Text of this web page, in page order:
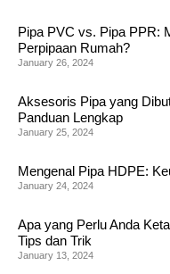
Pipa PVC vs. Pipa PPR:
Perpipaan Rumah?
January 26, 2024
Aksesoris Pipa yang
Panduan Lengkap
January 25, 2024
Mengenal Pipa HDPE:
January 24, 2024
Apa yang Perlu Anda
Tips dan Trik
January 13, 2024